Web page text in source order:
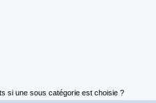
si une sous catégorie est choisie ?